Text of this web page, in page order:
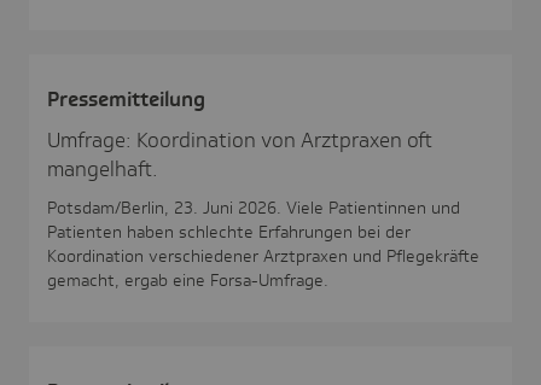
Pres­se­mit­tei­lung
Umfrage: Koordination von Arztpraxen oft
mangelhaft.
Potsdam/Berlin, 23. Juni 2026. Viele Patientinnen und
Patienten haben schlechte Erfahrungen bei der
Koordination verschiedener Arztpraxen und Pflegekräfte
gemacht, ergab eine Forsa-Umfrage.